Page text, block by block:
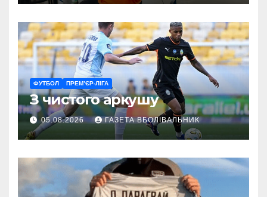
ветеранам
ФУТБОЛ ПРЕМ’ЄР-ЛІГА
З чистого аркушу
05.08.2026 ГАЗЕТА ВБОЛІВАЛЬНИК